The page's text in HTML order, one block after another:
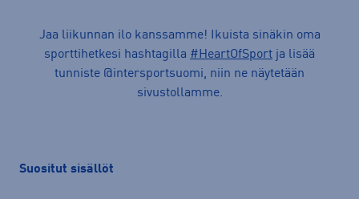
Jaa liikunnan ilo kanssamme! Ikuista sinäkin oma
sporttihetkesi hashtagilla #HeartOfSport ja lisää
tunniste @intersportsuomi, niin ne näytetään
sivustollamme.
Suositut sisällöt